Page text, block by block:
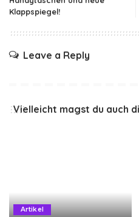
Klappspiegel!
Leave a Reply
Vielleicht magst du auch
Artikel